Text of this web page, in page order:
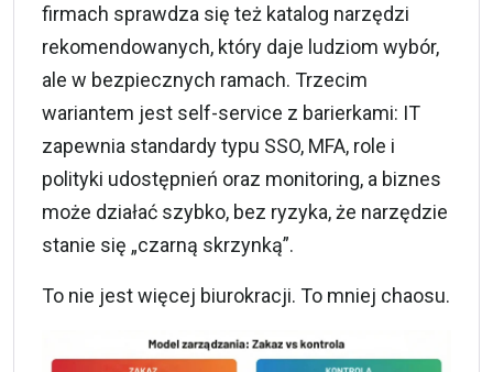
firmach sprawdza się też katalog narzędzi
rekomendowanych, który daje ludziom wybór,
ale w bezpiecznych ramach. Trzecim
wariantem jest self-service z barierkami: IT
zapewnia standardy typu SSO, MFA, role i
polityki udostępnień oraz monitoring, a biznes
może działać szybko, bez ryzyka, że narzędzie
stanie się „czarną skrzynką”.
To nie jest więcej biurokracji. To mniej chaosu.